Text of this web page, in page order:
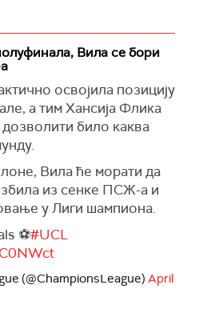
Вила се бори
освојила позицију
а тим Хансија Флика
било каква
Вила ће морати да
из сенке ПСЖ-а и
у Лиги шампиона.
⚽#UCL
(@ChampionsLeague) April